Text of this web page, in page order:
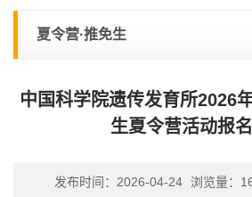
夏令营·推免生
中国科学院遗传发育所2026
生夏令营活动报
发布时间：2026-04-24 浏览量：